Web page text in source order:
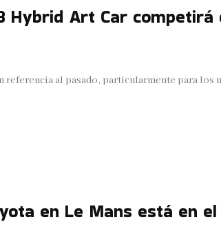
Hybrid Art Car
referencia al pasado, particularmente para los
en Le Mans está en el